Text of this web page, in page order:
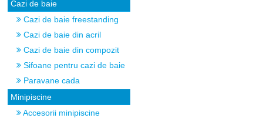
Cazi de baie
Cazi de baie freestanding
Cazi de baie din acril
Cazi de baie din compozit
Sifoane pentru cazi de baie
Paravane cada
Minipiscine
Accesorii minipiscine